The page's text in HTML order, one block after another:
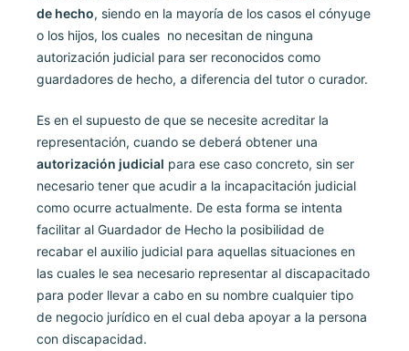
de hecho, siendo en la mayoría de los casos el cónyuge
o los hijos, los cuales no necesitan de ninguna
autorización judicial para ser reconocidos como
guardadores de hecho, a diferencia del tutor o curador.
Es en el supuesto de que se necesite acreditar la
representación, cuando se deberá obtener una
autorización judicial para ese caso concreto, sin ser
necesario tener que acudir a la incapacitación judicial
como ocurre actualmente. De esta forma se intenta
facilitar al Guardador de Hecho la posibilidad de
recabar el auxilio judicial para aquellas situaciones en
las cuales le sea necesario representar al discapacitado
para poder llevar a cabo en su nombre cualquier tipo
de negocio jurídico en el cual deba apoyar a la persona
con discapacidad.